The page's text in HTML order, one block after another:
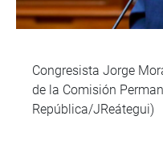
Congresista Jorge
de la Comisión
República/JReátegui)